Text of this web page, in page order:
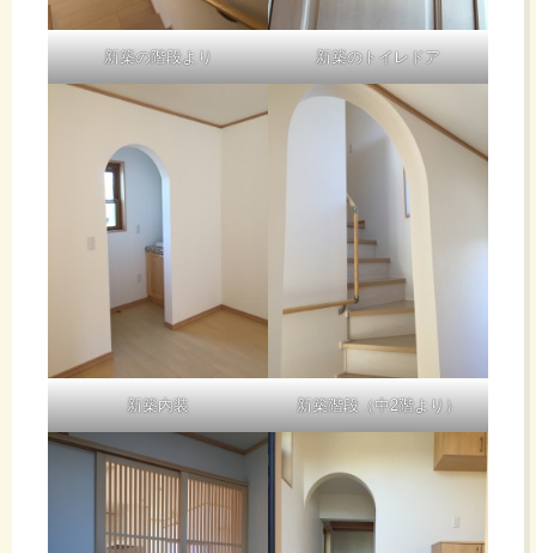
新築の階段より 新築のトイレドア
新築内装 新築階段（中2階より）